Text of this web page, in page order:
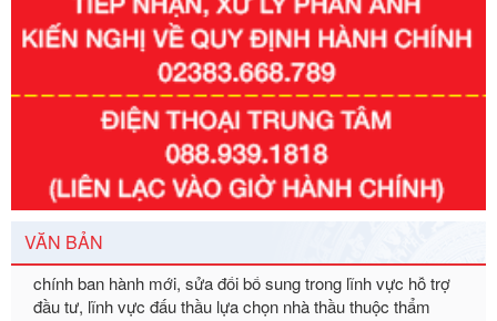
VĂN BẢN
351/2025/NĐ-CP
Tên: Nghị định số 351/2025/NĐ-CP của Chính phủ: Quy
định chuẩn nghèo đa chiều quốc gia giai đoạn 2026 - 2030
Ngày ban hành: 29/12/2026
Số kí hiệu:
3014/QĐ-UBND
Tên: Quyết định về việc công bố danh mục thủ tục hành
chính ban hành mới, sửa đổi bổ sung trong lĩnh vực hỗ trợ
đầu tư, lĩnh vực đấu thầu lựa chọn nhà thầu thuộc thẩm
quyền giải quyết của Sở Tài chính và Ban Quản lý Khu kinh
tế Đông Nam Nghệ An
Ngày ban hành: 23/09/2026